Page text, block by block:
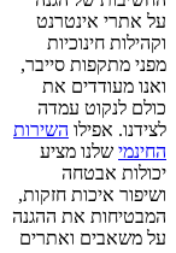
על אתרי אינטרנט
וקהילות חינוכיות
מפני מתקפות סייבר,
ואנו מעודדים את
כולם לנקוט עמדה
לצידנו. אפילו השירות
החינמי שלנו מציע
יכולות אבטחה
ושיפור איכות חזקות,
המבטיחות את ההגנה
על משאבים ואתרים